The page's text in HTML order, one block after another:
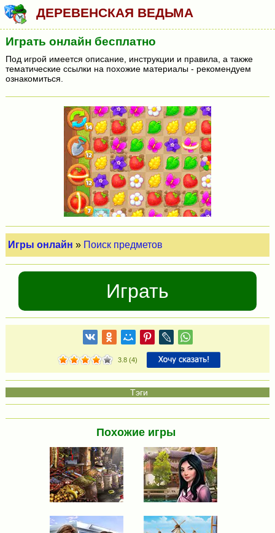
ДЕРЕВЕНСКАЯ ВЕДЬМА
Играть онлайн бесплатно
Под игрой имеется описание, инструкции и правила, а также
тематические ссылки на похожие материалы - рекомендуем
ознакомиться.
Игры онлайн » Поиск предметов
Играть
3.8(4)
Похожие игры